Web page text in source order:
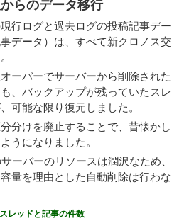
らのデータ移行
行ログと過去ログの投稿記事デー
データ）は、すべて新クロノス交
ーバーでサーバーから削除された
、バックアップが残っていたスレ
可能な限り復元しました。
分けを廃止することで、昔懐かし
うになりました。
ーバーのリソースは潤沢なため、
量を理由とした自動削除は行わな
レッドと記事の件数